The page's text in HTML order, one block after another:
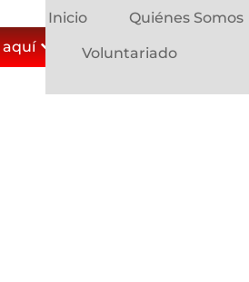
aquí
Inicio Quiénes Somos
Voluntariado